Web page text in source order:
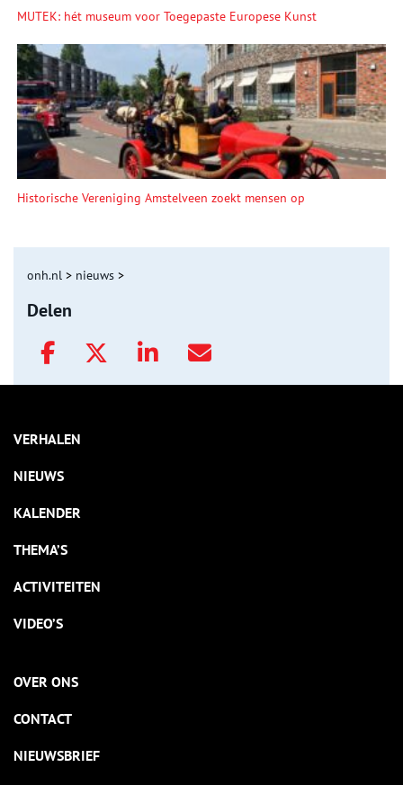
MUTEK: hét museum voor Toegepaste Europese Kunst
Historische Vereniging Amstelveen zoekt mensen op
onh.nl > nieuws >
Delen
VERHALEN
NIEUWS
KALENDER
THEMA’S
ACTIVITEITEN
VIDEO’S
OVER ONS
CONTACT
NIEUWSBRIEF